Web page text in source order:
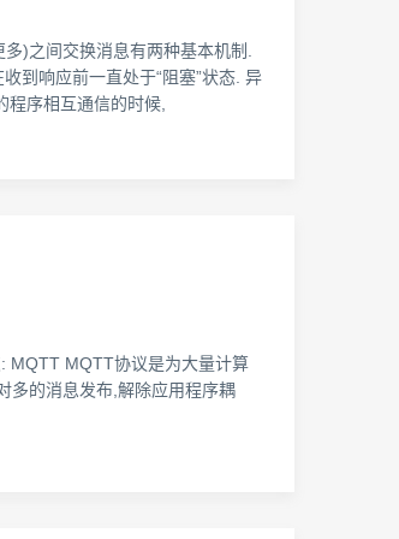
)之间交换消息有两种基本机制.
到响应前一直处于“阻塞”状态. 异
序相互通信的时候,
MQTT MQTT协议是为大量计算
多的消息发布,解除应用程序耦